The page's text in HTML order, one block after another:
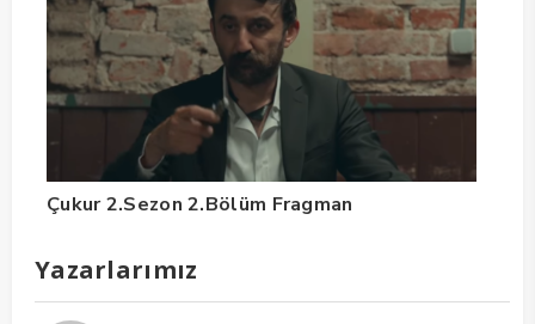
Çukur 2.Sezon 2.Bölüm Fragman
Yazarlarımız